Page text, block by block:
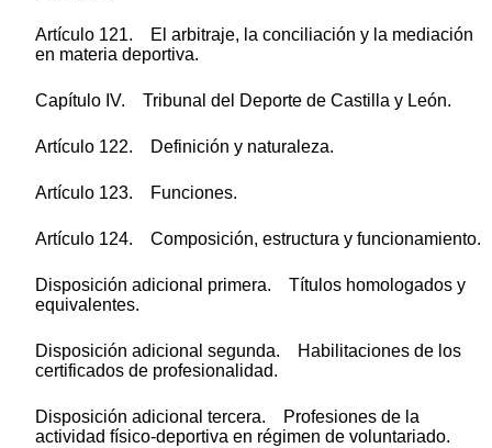
Artículo 121. El arbitraje, la conciliación y la mediación
en materia deportiva.
Capítulo IV. Tribunal del Deporte de Castilla y León.
Artículo 122. Definición y naturaleza.
Artículo 123. Funciones.
Artículo 124. Composición, estructura y funcionamiento.
Disposición adicional primera. Títulos homologados y
equivalentes.
Disposición adicional segunda. Habilitaciones de los
certificados de profesionalidad.
Disposición adicional tercera. Profesiones de la
actividad físico-deportiva en régimen de voluntariado.